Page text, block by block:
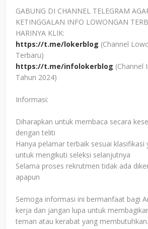
GABUNG DI CHANNEL TELEGRAM
KETINGGALAN INFO LOWONGAN
HARINYA KLIK:
https://t.me/lokerblog (Channel
Terbaru)
https://t.me/infolokerblog (Channel
Tahun 2024)
Informasi:
Diharapkan untuk membaca secara
dengan teliti
Hanya pelamar terbaik sesuai klasifikasi
untuk mengikuti seleksi selanjutnya
Selama proses rekrutmen tidak ada
apapun
Semoga informasi ini bermanfaat bagi
kerja dan jangan lupa untuk
teman atau kerabat yang membutuhkan.